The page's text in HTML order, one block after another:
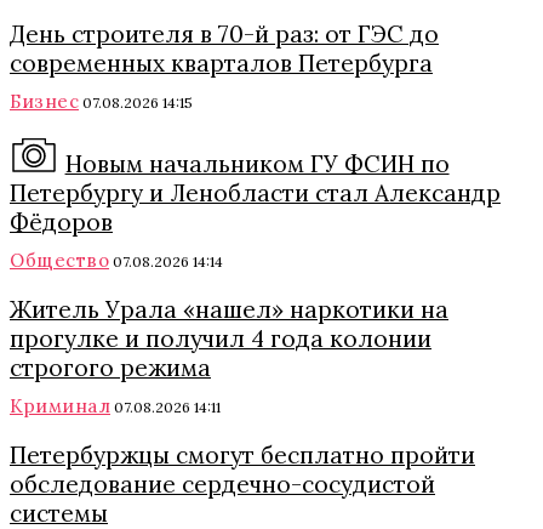
День строителя в 70-й раз: от ГЭС до
современных кварталов Петербурга
Бизнес 07.08.2026 14:15
Новым начальником ГУ ФСИН по
Петербургу и Ленобласти стал Александр
Фёдоров
Общество 07.08.2026 14:14
Житель Урала «нашел» наркотики на
прогулке и получил 4 года колонии
строгого режима
Криминал 07.08.2026 14:11
Петербуржцы смогут бесплатно пройти
обследование сердечно-сосудистой
системы